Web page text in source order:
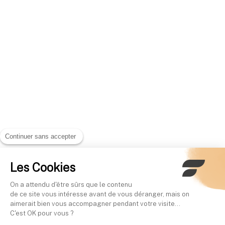
Continuer sans accepter
Les Cookies
On a attendu d'être sûrs que le contenu
de ce site vous intéresse avant de vous déranger, mais on
aimerait bien vous accompagner pendant votre visite...
C'est OK pour vous ?